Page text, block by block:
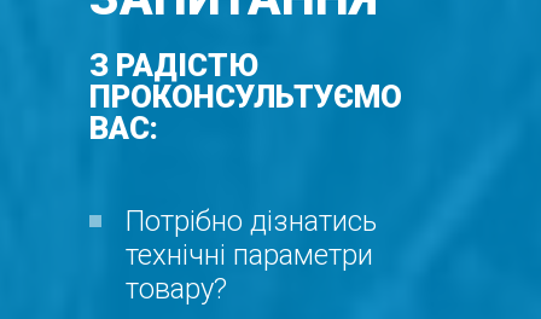
З РАДІСТЮ
ПРОКОНСУЛЬТУЄМО
ВАС:
Потрібно дізнатись
технічні параметри
товару?